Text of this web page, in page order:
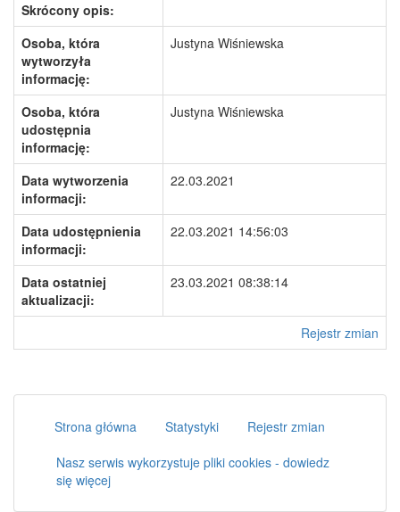
Skrócony opis:
Osoba, która
wytworzyła
informację:
Justyna Wiśniewska
Osoba, która
udostępnia
informację:
Justyna Wiśniewska
Data wytworzenia
informacji:
22.03.2021
Data udostępnienia
informacji:
22.03.2021 14:56:03
Data ostatniej
aktualizacji:
23.03.2021 08:38:14
Rejestr zmian
Strona główna Statystyki
Rejestr zmian
Nasz serwis wykorzystuje pliki cookies - dowiedz
się więcej